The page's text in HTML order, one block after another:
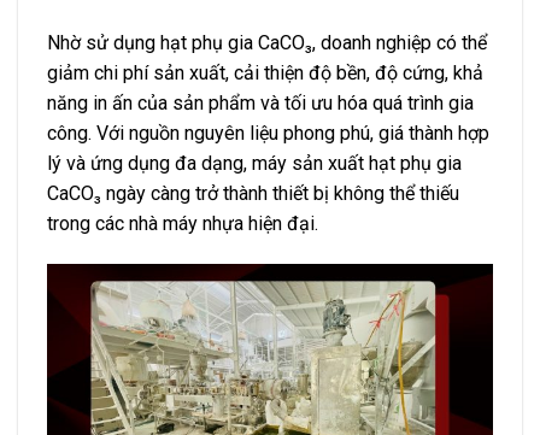
Nhờ sử dụng hạt phụ gia CaCO₃, doanh nghiệp có thể
giảm chi phí sản xuất, cải thiện độ bền, độ cứng, khả
năng in ấn của sản phẩm và tối ưu hóa quá trình gia
công. Với nguồn nguyên liệu phong phú, giá thành hợp
lý và ứng dụng đa dạng, máy sản xuất hạt phụ gia
CaCO₃ ngày càng trở thành thiết bị không thể thiếu
trong các nhà máy nhựa hiện đại.